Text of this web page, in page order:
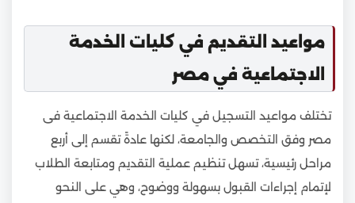
مواعيد التقديم في كليات الخدمة
الاجتماعية في مصر
تختلف مواعيد التسجيل في كليات الخدمة الاجتماعية فى
مصر وفق التخصص والجامعة، لكنها عادةً تقسم إلى أربع
مراحل رئيسية، تسهل تنظيم عملية التقديم ومتابعة الطلاب
لإتمام إجراءات القبول بسهولة ووضوح، وهي على النحو